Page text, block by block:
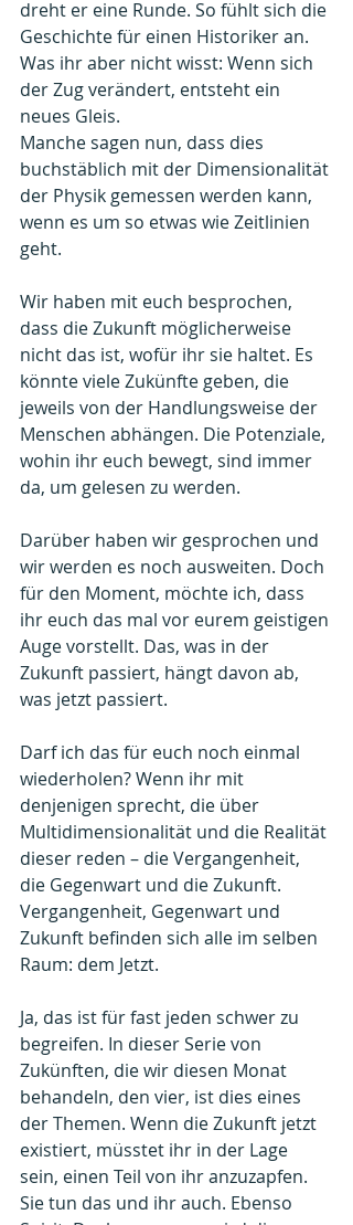
dreht er eine Runde. So fühlt sich die
Geschichte für einen Historiker an.
Was ihr aber nicht wisst: Wenn sich
der Zug verändert, entsteht ein
neues Gleis.
Manche sagen nun, dass dies
buchstäblich mit der Dimensionalität
der Physik gemessen werden kann,
wenn es um so etwas wie Zeitlinien
geht.
Wir haben mit euch besprochen,
dass die Zukunft möglicherweise
nicht das ist, wofür ihr sie haltet. Es
könnte viele Zukünfte geben, die
jeweils von der Handlungsweise der
Menschen abhängen. Die Potenziale,
wohin ihr euch bewegt, sind immer
da, um gelesen zu werden.
Darüber haben wir gesprochen und
wir werden es noch ausweiten. Doch
für den Moment, möchte ich, dass
ihr euch das mal vor eurem geistigen
Auge vorstellt. Das, was in der
Zukunft passiert, hängt davon ab,
was jetzt passiert.
Darf ich das für euch noch einmal
wiederholen? Wenn ihr mit
denjenigen sprecht, die über
Multidimensionalität und die Realität
dieser reden – die Vergangenheit,
die Gegenwart und die Zukunft.
Vergangenheit, Gegenwart und
Zukunft befinden sich alle im selben
Raum: dem Jetzt.
Ja, das ist für fast jeden schwer zu
begreifen. In dieser Serie von
Zukünften, die wir diesen Monat
behandeln, den vier, ist dies eines
der Themen. Wenn die Zukunft jetzt
existiert, müsstet ihr in der Lage
sein, einen Teil von ihr anzuzapfen.
Sie tun das und ihr auch. Ebenso